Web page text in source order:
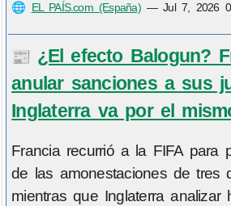
🌐 EL PAÍS.com (España)—Jul 7, 2026
📰 ¿El efecto Balogun?
anular sanciones a sus
Inglaterra va por el
Francia recurrió a la FIFA para
de las amonestaciones de tres
mientras que Inglaterra analizar